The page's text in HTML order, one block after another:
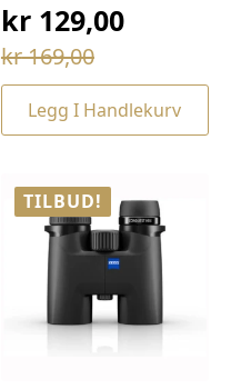
kr169,00
Opprinnelig
pris
var:
kr129,00
Nåværende
pris
er:Legg I Handlekurv
TILBUD!